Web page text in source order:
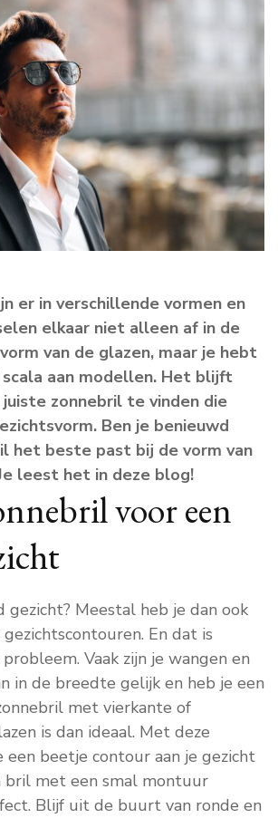
er in verschillende vormen en
elkaar niet alleen af in de
van de glazen, maar je hebt
aan modellen. Het blijft
zonnebril te vinden die
Ben je benieuwd
het beste past bij de vorm van
leest het in deze blog!
voor een
gezicht? Meestal heb je dan ook
En dat is
Vaak zijn je wangen en
in de breedte gelijk en heb je een
met vierkante of
is dan ideaal. Met deze
een beetje contour aan je gezicht
bril met een smal montuur
Blijf uit de buurt van ronde en